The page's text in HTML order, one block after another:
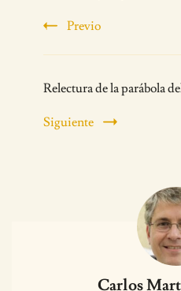
Navigation
Previo
Relectura de la parábola
Siguiente
Carlos